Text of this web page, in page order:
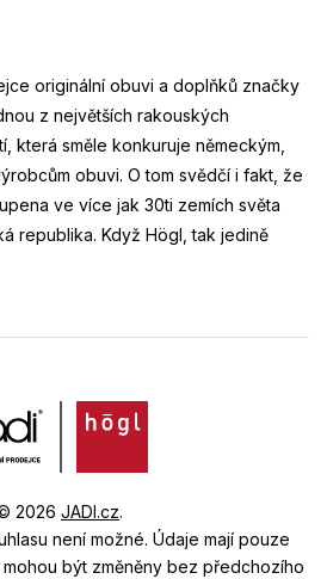
originální obuvi a doplňků značky
z největších rakouských
která směle konkuruje německým,
obuvi. O tom svědčí i fakt, že
ve více jak 30ti zemích světa
republika. Když Högl, tak jedině
2026 JADI.cz.
není možné. Údaje mají pouze
být změněny bez předchozího